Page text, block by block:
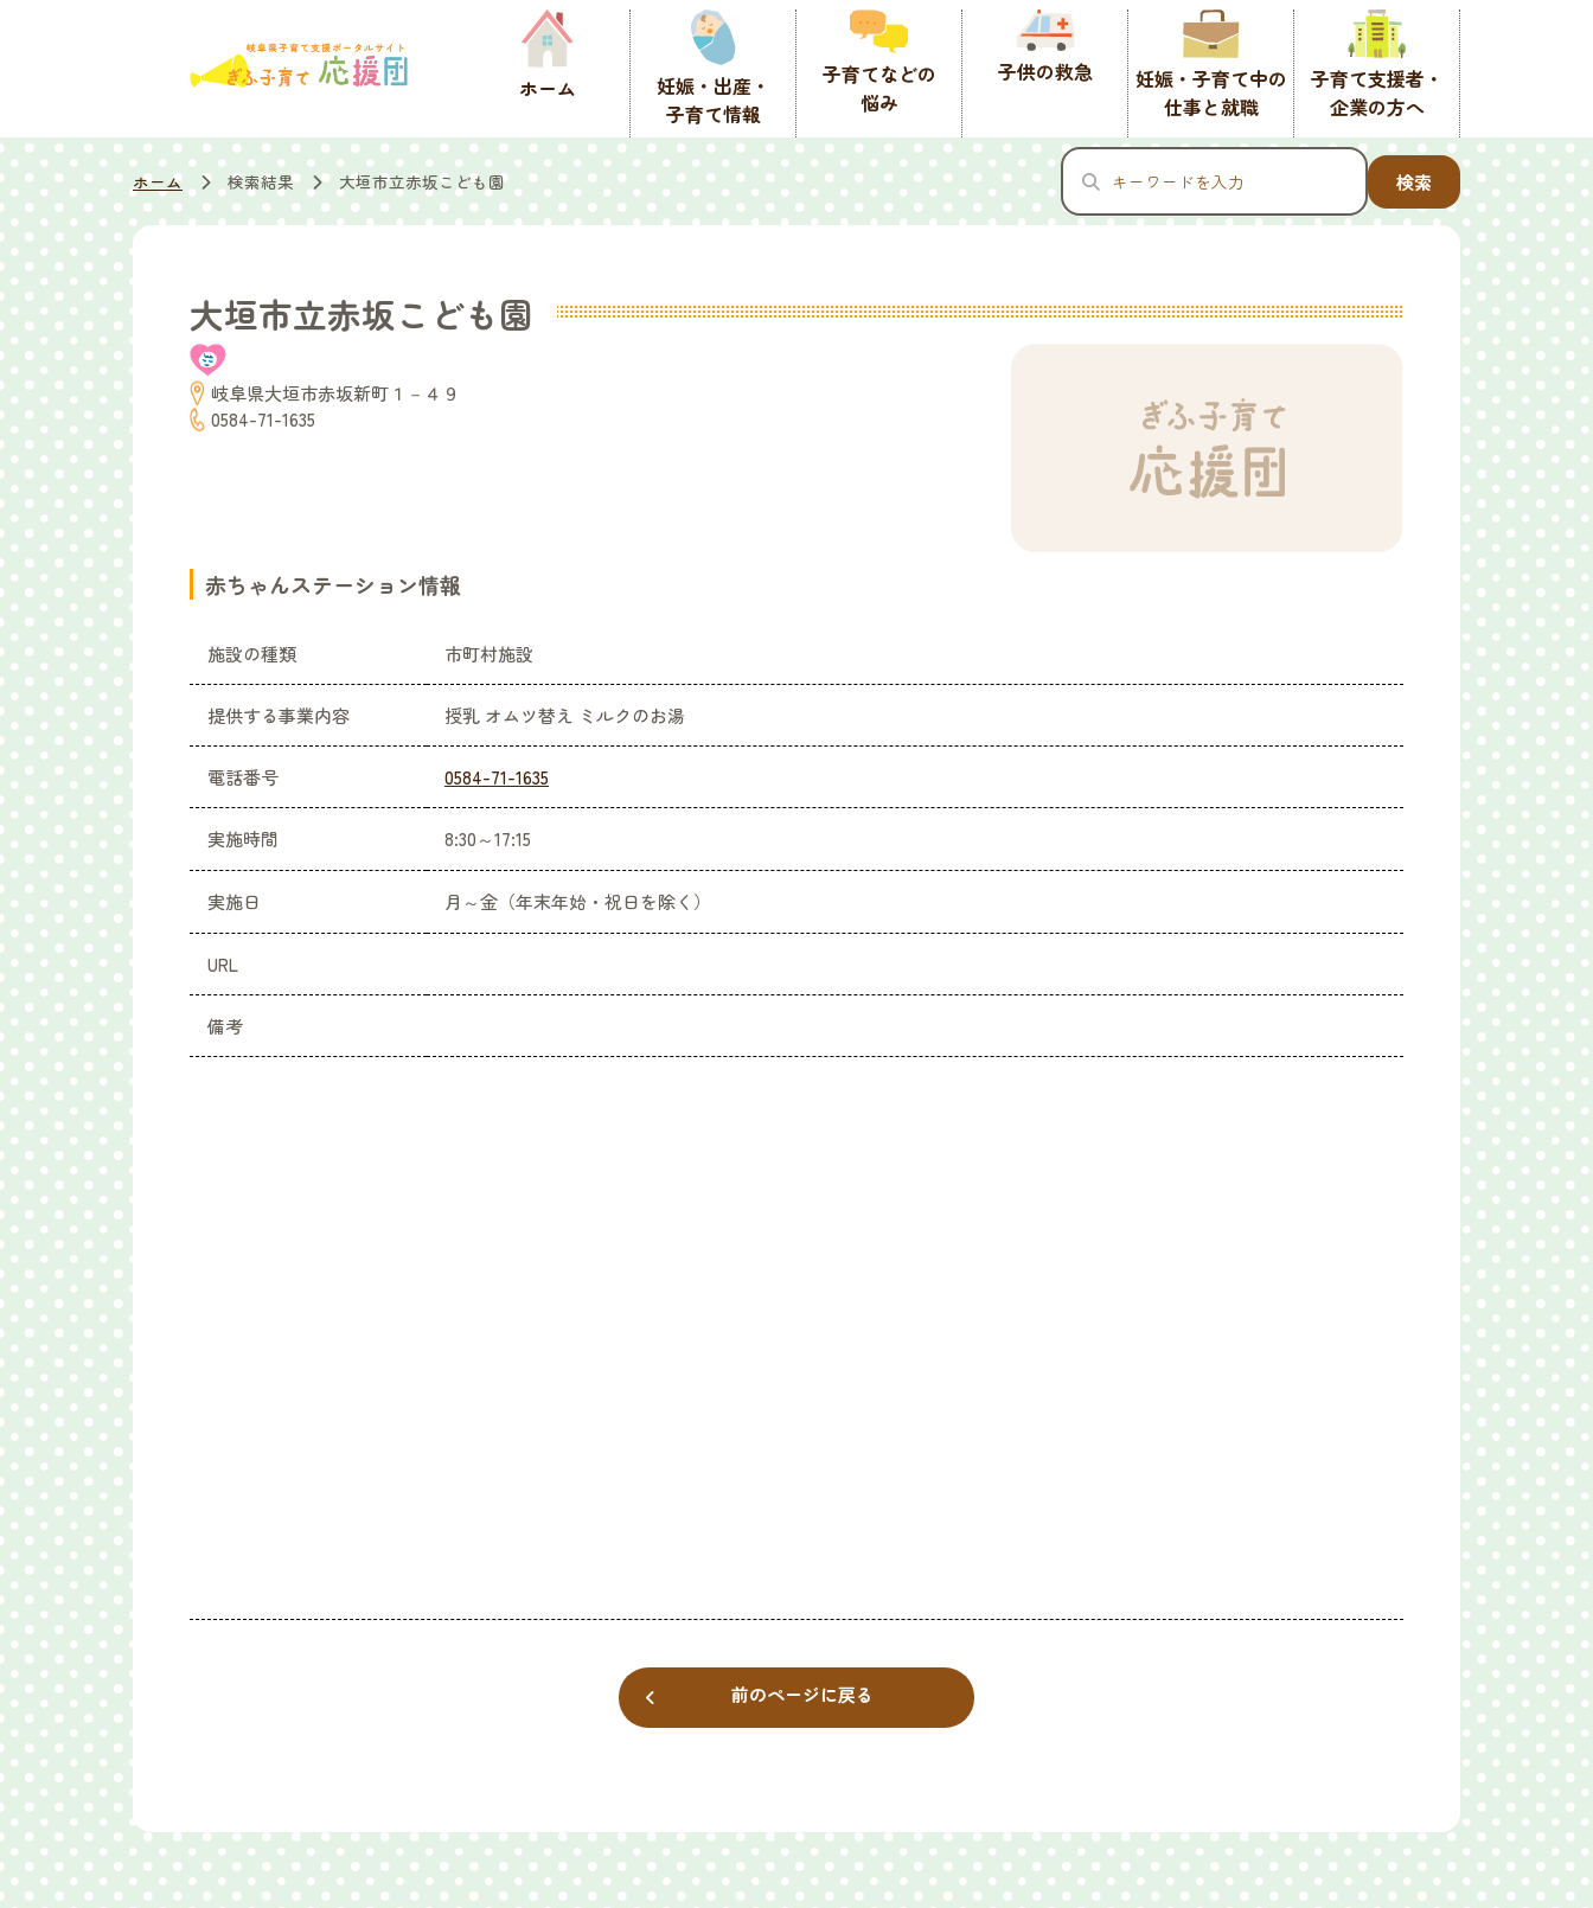
ホーム
妊娠・出産・
子育て情報
子育てなどの
悩み
子供の救急
妊娠・子育て中の
仕事と就職
子育て支援者・
企業の方へ
ホーム 検索結果 大垣市立赤坂こども園 検索
大垣市立赤坂こども園
岐阜県大垣市赤坂新町１－４９
0584-71-1635
赤ちゃんステーション情報
施設の種類 市町村施設
提供する事業内容 授乳 オムツ替え ミルクのお湯
電話番号 0584-71-1635
実施時間 8:30～17:15
実施日 月～金（年末年始・祝日を除く）
URL
備考
前のページに戻る